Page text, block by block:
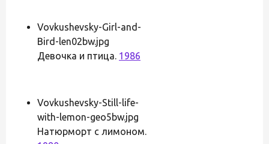
Vovkushevsky-Girl-and-
Bird-len02bw.jpg
Девочка и птица. 1986
Vovkushevsky-Still-life-
with-lemon-geo5bw.jpg
Натюрморт с лимоном.